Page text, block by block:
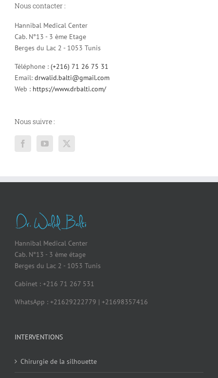
Nous contacter :
Hannibal Medical Center
Cab. N°13 - 3 ème Etage
Berges du Lac 2 - 1053 Tunis
Téléphone : (+216) 71 26 75 31
Email: drwalid.balti@gmail.com
Web : https://www.drbalti.com/
Nous suivre :
Hannibal Medical Center
Cab. N°13 - 3 ème étage
Berges du Lac 2 - 1053 Tunis
Cabinet : +216 71 267 531
WhatsApp : +21629222779 | +21698357416
INTERVENTIONS
Chirurgie de la silhouette